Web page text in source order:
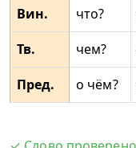
Вин.
что?
Тв.
чем?
Пред.
о чём?